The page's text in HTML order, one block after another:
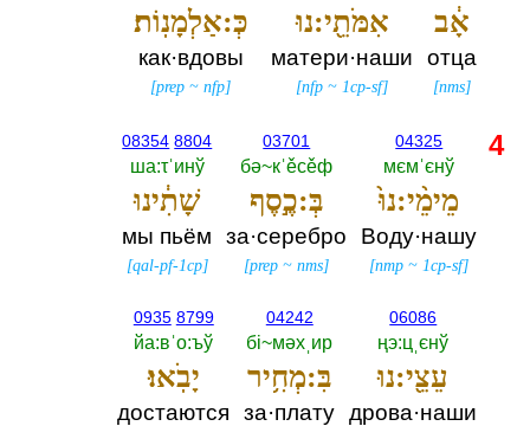
אָ֔ב
отца
[nms]
אִמֹּתֵ֖י:נוּ
матери·наши
[nfp ~1cp-sf]
כְּ:אַלְמָנֽוֹת׃
как·вдовы
[prep ~nfp]
04325
мємˈєнў
מֵימֵ֨י:נוּ֙
Воду·нашу
[nmp ~1cp-sf]
03701
бә~кˈěсěф
בְּ:כֶ֣סֶף
за·серебро
[prep ~nms]
08354 8804
ша:τˈинў
שָׁתִ֔ינוּ
мы пьём
[qal-pf-1cp]
06086
ңэ:цˌєнў
עֵצֵ֖י:נוּ
дрова·наши
04242
бi~мәхˌир
בִּ:מְחִ֥יר
за·плату
0935 8799
йа:вˈо:ъў
יָבֹֽאוּ׃
достаются
4